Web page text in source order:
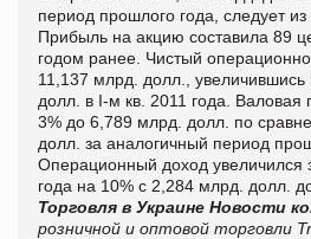
период прошлого года, следует из
Прибыль на акцию составила 89
годом ранее. Чистый
11,137 млрд. долл., увеличившись
долл. в I-м кв. 2011 года.
3% до 6,789 млрд. долл. по
долл. за аналогичный период
Операционный доход увеличился
года на 10% с 2,284 млрд. долл.
Торговля в Украине Новости
розничной и оптовой торговли